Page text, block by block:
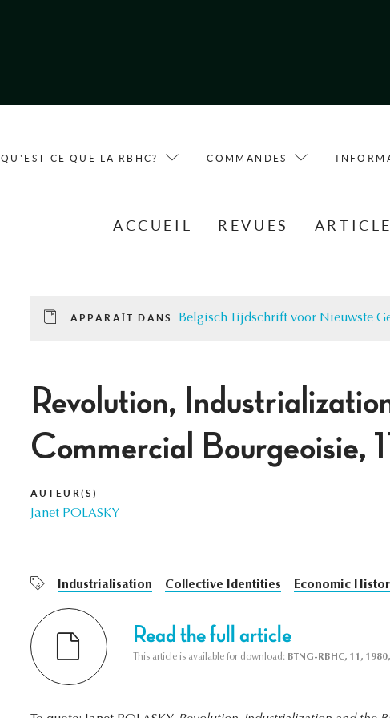
QU'EST-CE QUE LA RBHC? COMMANDES
ACCUEIL REVUES
APPARAÎT DANS Belgisch Tijdschrift voor Nieuwste
Revolution,
Commercial
AUTEUR(S)
Janet POLASKY
Industrialisation Collective Identities Economic
Read the full article
This article is available for download: BTNG-RBHC, 11,